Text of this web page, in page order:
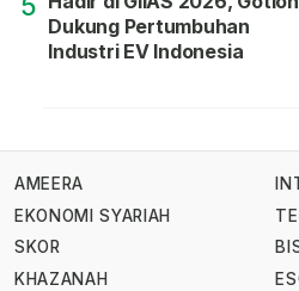
5
Dukung Pertumbuhan
Industri EV Indonesia
AMEERA
EKONOMI SYARIAH
SKOR
KHAZANAH